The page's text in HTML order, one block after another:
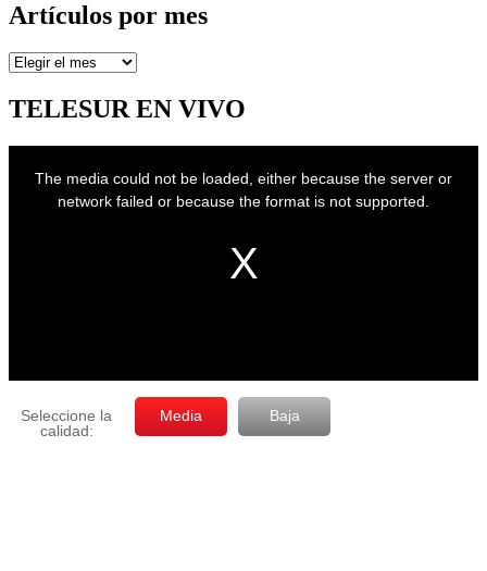
Artículos por mes
Artículos
mes
TELESUR EN VIVO